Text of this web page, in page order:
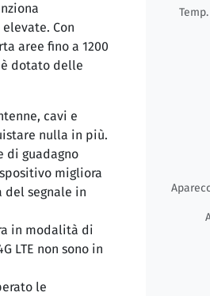
Con
aree fino a 1200
è dotato delle
cavi e
nulla in più.
di guadagno
migliora
del segnale in
in modalità di
LTE non sono in
le